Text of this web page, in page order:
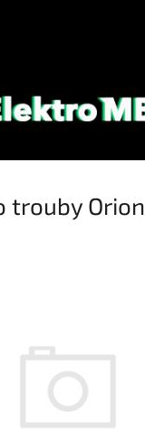
trouby Orion